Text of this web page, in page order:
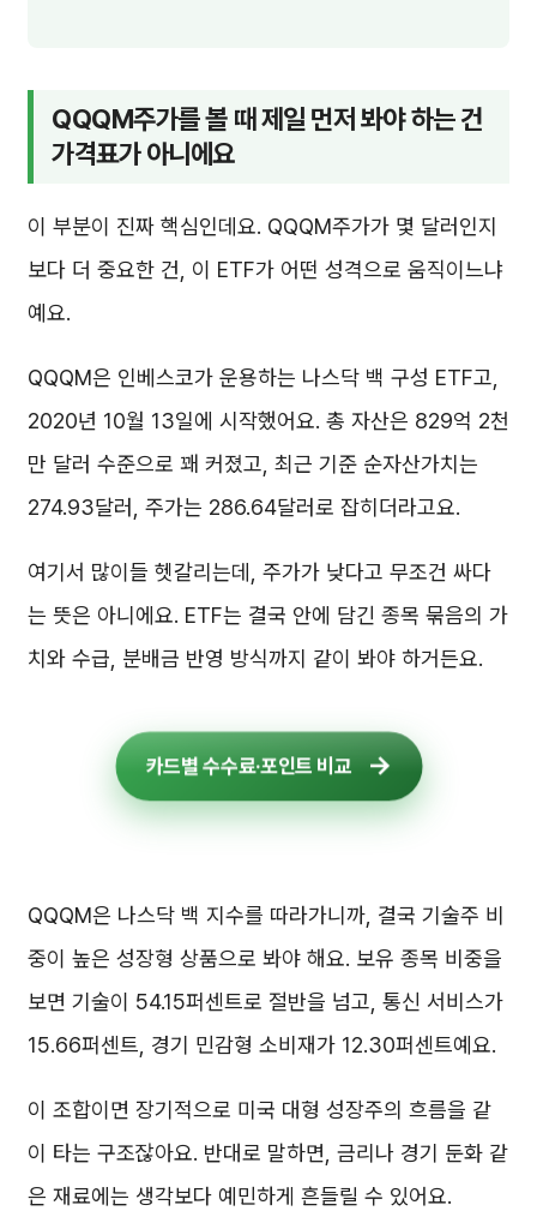
QQQM주가를 볼 때 제일 먼저 봐야 하는 건
가격표가 아니에요
이 부분이 진짜 핵심인데요. QQQM주가가 몇 달러인지
보다 더 중요한 건, 이 ETF가 어떤 성격으로 움직이느냐
예요.
QQQM은 인베스코가 운용하는 나스닥 백 구성 ETF고,
2020년 10월 13일에 시작했어요. 총 자산은 829억 2천
만 달러 수준으로 꽤 커졌고, 최근 기준 순자산가치는
274.93달러, 주가는 286.64달러로 잡히더라고요.
여기서 많이들 헷갈리는데, 주가가 낮다고 무조건 싸다
는 뜻은 아니에요. ETF는 결국 안에 담긴 종목 묶음의 가
치와 수급, 분배금 반영 방식까지 같이 봐야 하거든요.
카드별 수수료·포인트 비교
QQQM은 나스닥 백 지수를 따라가니까, 결국 기술주 비
중이 높은 성장형 상품으로 봐야 해요. 보유 종목 비중을
보면 기술이 54.15퍼센트로 절반을 넘고, 통신 서비스가
15.66퍼센트, 경기 민감형 소비재가 12.30퍼센트예요.
이 조합이면 장기적으로 미국 대형 성장주의 흐름을 같
이 타는 구조잖아요. 반대로 말하면, 금리나 경기 둔화 같
은 재료에는 생각보다 예민하게 흔들릴 수 있어요.